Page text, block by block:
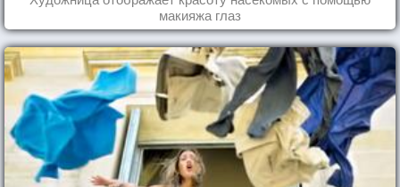
макияжа глаз